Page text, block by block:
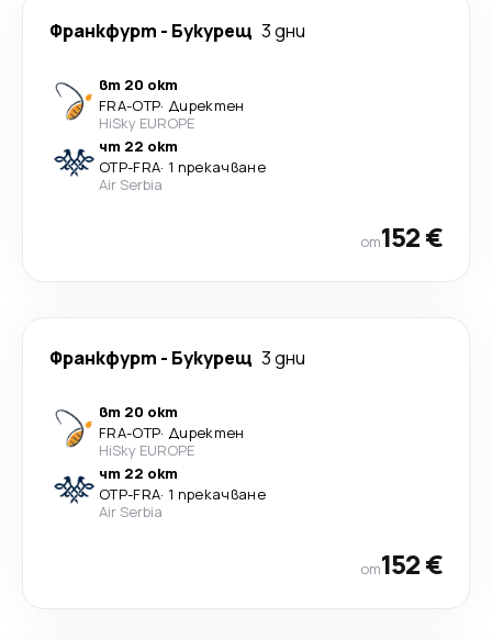
Франкфурт - Букурещ 3 дни
вт 20 окт
FRA-OTP· Директен
HiSky EUROPE
чт 22 окт
OTP-FRA· 1 прекачване
Air Serbia
от152 €
Франкфурт - Букурещ 3 дни
вт 20 окт
FRA-OTP· Директен
HiSky EUROPE
чт 22 окт
OTP-FRA· 1 прекачване
Air Serbia
от152 €